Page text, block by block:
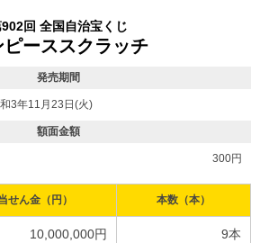
回 全国自治宝くじ
ピーススクラッチ
発売期間
3年11月23日(火)
額面金額
300円
せん金（円） 本数（本）
10,000,000円 9本